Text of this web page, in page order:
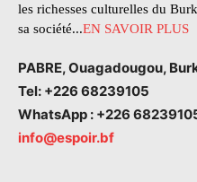
les richesses culturelles du
sa société...EN SAVOIR PLUS
PABRE, Ouagadougou,
Tel: +226 68239105
WhatsApp : +226
info@espoir.bf